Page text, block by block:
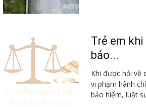
Trẻ em
bảo...
Khi được hỏi về
vi phạm hành
bảo hiểm, luật